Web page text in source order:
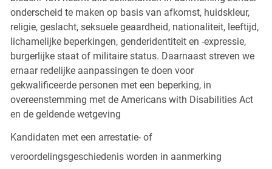
onderscheid te maken op basis van afkomst, huidskleur,
religie, geslacht, seksuele geaardheid, nationaliteit, leeftijd,
lichamelijke beperkingen, genderidentiteit en -expressie,
burgerlijke staat of militaire status. Daarnaast streven we
ernaar redelijke aanpassingen te doen voor
gekwalificeerde personen met een beperking, in
overeenstemming met de Americans with Disabilities Act
en de geldende wetgeving
Kandidaten met een arrestatie- of
veroordelingsgeschiedenis worden in aanmerking